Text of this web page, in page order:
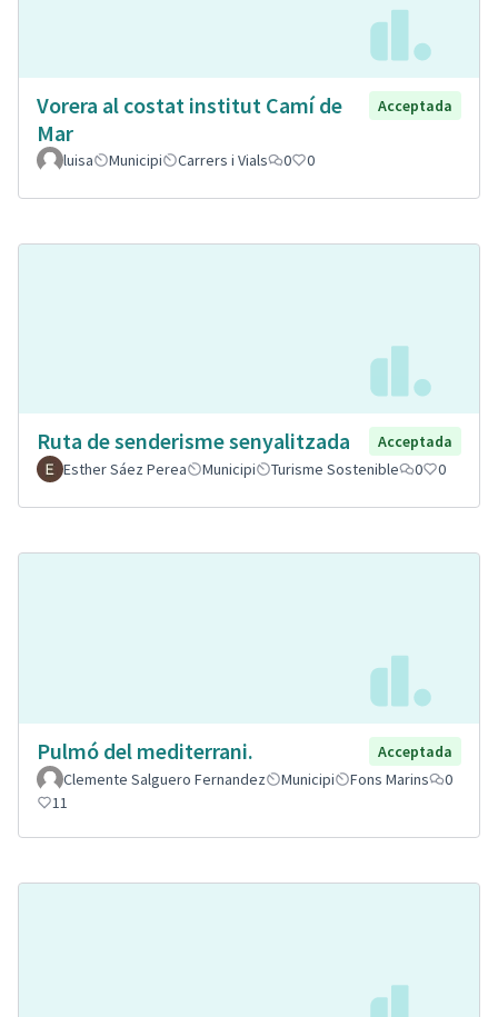
Vorera al costat institut Camí de
Mar
Acceptada
luisa Municipi Carrers i Vials 0 0
Ruta de senderisme senyalitzada
Acceptada
Esther Sáez Perea
Municipi Turisme Sostenible 0 0
Pulmó del mediterrani.
Acceptada
Clemente Salguero Fernandez
Municipi Fons Marins
0
11